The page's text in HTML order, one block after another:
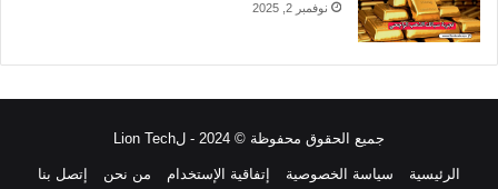
نوفمبر 2, 2025
جميع الحقوق محفوظة © 2024 - لLion Tech
الرئيسية سياسة الخصوصية إتفاقية الإستخدام من نحن إتصل بنا